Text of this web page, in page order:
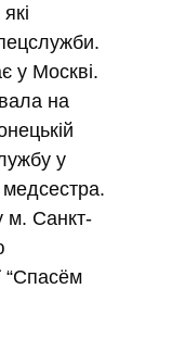
у Москві.
на
у
м. Санкт-
“Спасём